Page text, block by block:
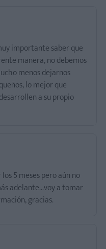
importante saber que
manera, no debemos
menos dejarnos
lo mejor que
a su propio
5 meses pero aún no
adelante...voy a tomar
gracias.